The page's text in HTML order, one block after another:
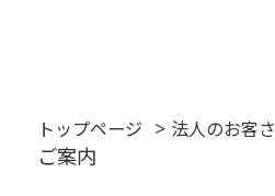
トップページ > 法人のお客
ご案内